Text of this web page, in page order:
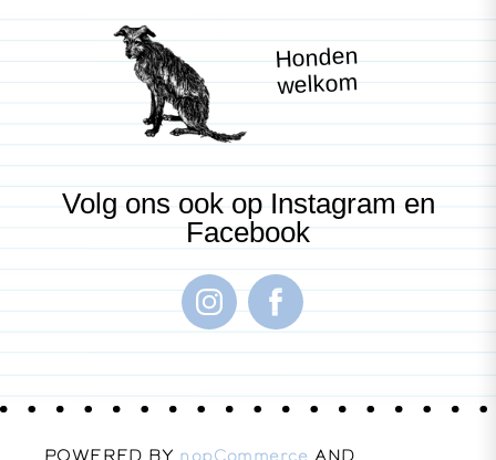
Honden
welkom
Volg ons ook op Instagram en
Facebook
POWERED BY nopCommerce AND